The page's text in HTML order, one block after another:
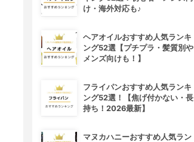
け・海外対応も♪
ヘアオイルおすすめ人気ランキ
ング52選【プチプラ・髪質別や
メンズ向けも！】
フライパンおすすめ人気ランキ
ング52選！【焦げ付かない・長
持ち！2026最新】
マヌカハニーおすすめ人気ラン